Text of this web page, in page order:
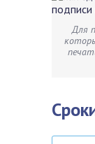
Для